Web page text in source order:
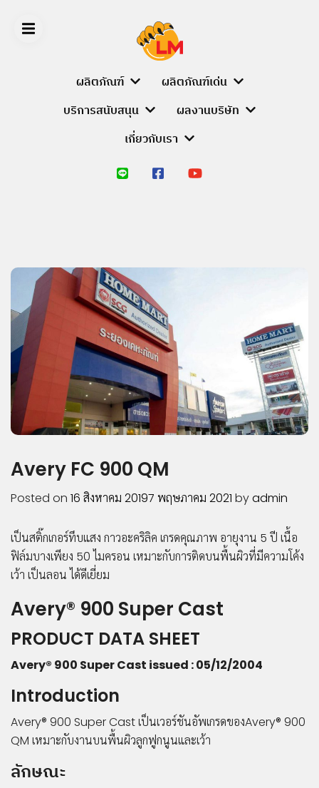
ผลิตภัณฑ์
ผลิตภัณฑ์เด่น
บริการสนับสนุน
ผลงานบริษัท
เกี่ยวกับเรา
PRODUCT
BRANDS
ALUMINIUM
COMPOSITE
LIPONIX
LED
STICKER
VINYL
PVC
SHEET
MEDIA
ACCESSORIES
เด่น
บริการ
สนับสนุน
ผล
งาน
เกี่ยว
กับ
เรา
ประวัติ
ความ
Avery FC 900 QM
Posted on 16 สิงหาคม 20197 พฤษภาคม 2021 byadmin
เป็นสติ๊กเกอร์ทึบแสง กาวอะคริลิค เกรดคุณภาพ อายุงาน 5 ปี เนื้อ
ฟิล์มบางเพียง 50 ไมครอน เหมาะกับการติดบนพื้นผิวที่มีความโค้ง
เว้า เป็นลอน ได้ดีเยี่ยม
Avery® 900 Super Cast
PRODUCT DATA SHEET
Avery® 900 Super Cast issued : 05/12/2004
Introduction
Avery® 900 Super Cast เป็นเวอร์ชันอัพเกรดของAvery® 900
QM เหมาะกับงานบนพื้นผิวลูกฟูกนูนและเว้า
ลักษณะ